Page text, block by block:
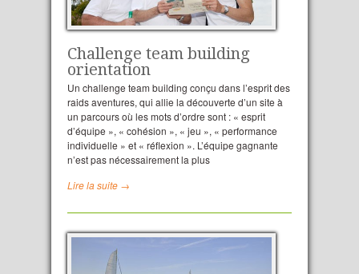
Challenge team building
orientation
Un challenge team building conçu dans l’esprit des
raids aventures, qui allie la découverte d’un site à
un parcours où les mots d’ordre sont : « esprit
d’équipe », « cohésion », « jeu », « performance
individuelle » et « réflexion ». L’équipe gagnante
n’est pas nécessairement la plus
Lire la suite →